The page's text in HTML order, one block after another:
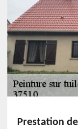
Prestation